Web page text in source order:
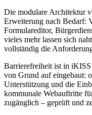
Die modulare Architektur
Erweiterung nach Bedarf:
Formulareditor,
vieles mehr lassen sich
vollständig die
Barrierefreiheit ist in iKISS
von Grund auf eingebaut:
Unterstützung und die
kommunale Webauftritte
zugänglich – geprüft und